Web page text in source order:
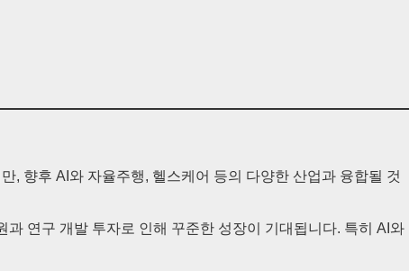
, 향후 AI와 자율주행, 헬스케어 등의 다양한 산업과 융합될 것
연구 개발 투자로 인해 꾸준한 성장이 기대됩니다. 특히 AI와